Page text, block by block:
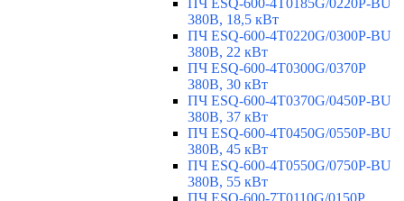
ПЧ ESQ-600-4T0185G/0220P-BU
380В, 18,5 кВт
ПЧ ESQ-600-4T0220G/0300P-BU
380В, 22 кВт
ПЧ ESQ-600-4T0300G/0370P
380В, 30 кВт
ПЧ ESQ-600-4T0370G/0450P-BU
380В, 37 кВт
ПЧ ESQ-600-4T0450G/0550P-BU
380В, 45 кВт
ПЧ ESQ-600-4T0550G/0750P-BU
380В, 55 кВт